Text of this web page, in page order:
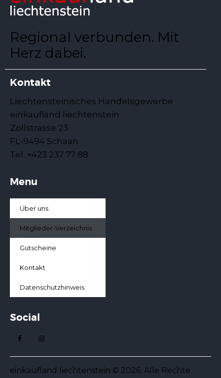
Regional verbunden. Mit
Herz dabei.
Kontakt
Liechtensteinisches Handelsgewerbe
einkaufland liechtenstein
Zollstrasse 23
FL-9494 Schaan
Tel. +423 237 77 88
Menu
Über uns
Mitglieder-Verzeichnis
Gutscheine
Kontakt
Datenschutzhinweis
Social
einkaufland liechtenstein © 2026. Alle Rechte